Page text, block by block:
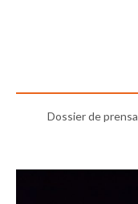
Dossier de prensa